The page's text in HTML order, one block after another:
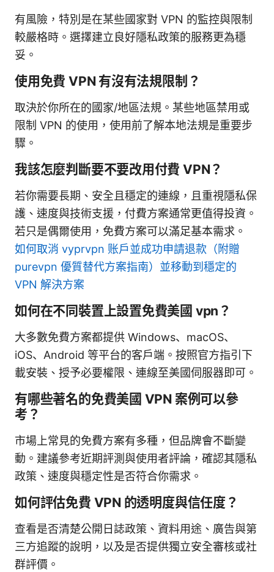
有風險，特別是在某些國家對 VPN 的監控與限制
較嚴格時。選擇建立良好隱私政策的服務更為穩
妥。
使用免費 VPN 有沒有法規限制？
取決於你所在的國家/地區法規。某些地區禁用或
限制 VPN 的使用，使用前了解本地法規是重要步
驟。
我該怎麼判斷要不要改用付費 VPN？
若你需要長期、安全且穩定的連線，且重視隱私保
護、速度與技術支援，付費方案通常更值得投資。
若只是偶爾使用，免費方案可以滿足基本需求。
如何取消 vyprvpn 账户並成功申請退款（附贈
purevpn 優質替代方案指南）並移動到穩定的
VPN 解決方案
如何在不同裝置上設置免費美國 vpn？
大多數免費方案都提供 Windows、macOS、
iOS、Android 等平台的客戶端。按照官方指引下
載安裝、授予必要權限、連線至美國伺服器即可。
有哪些著名的免費美國 VPN 案例可以參
考？
市場上常見的免費方案有多種，但品牌會不斷變
動。建議參考近期評測與使用者評論，確認其隱私
政策、速度與穩定性是否符合你需求。
如何評估免費 VPN 的透明度與信任度？
查看是否清楚公開日誌政策、資料用途、廣告與第
三方追蹤的說明，以及是否提供獨立安全審核或社
群評價。